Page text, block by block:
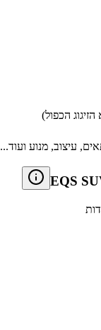
הכפול)
עיצוב, מנוע ועוד...